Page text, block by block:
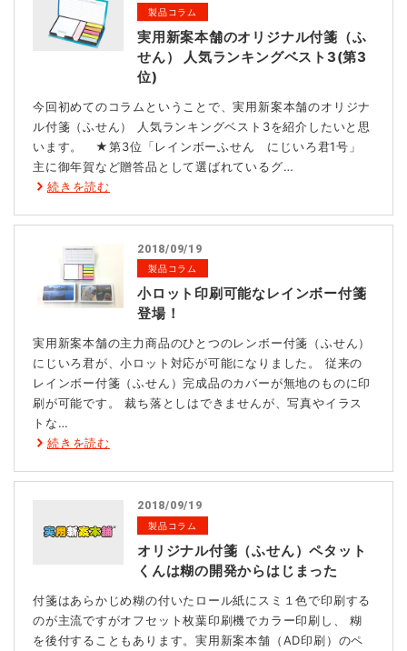
製品コラム
実用新案本舗のオリジナル付箋（ふ
せん） 人気ランキングベスト3(第3
位)
今回初めてのコラムということで、実用新案本舗のオリジナ
ル付箋（ふせん） 人気ランキングベスト3を紹介したいと思
います。 ★第3位「レインボーふせん にじいろ君1号」
主に御年賀など贈答品として選ばれているグ…
続きを読む
2018/09/19
製品コラム
小ロット印刷可能なレインボー付箋
登場！
実用新案本舗の主力商品のひとつのレンボー付箋（ふせん）
にじいろ君が、小ロット対応が可能になりました。 従来の
レインボー付箋（ふせん）完成品のカバーが無地のものに印
刷が可能です。 裁ち落としはできませんが、写真やイラス
トな…
続きを読む
2018/09/19
製品コラム
オリジナル付箋（ふせん）ペタット
くんは糊の開発からはじまった
付箋はあらかじめ糊の付いたロール紙にスミ１色で印刷する
のが主流ですがオフセット枚葉印刷機でカラー印刷し、 糊
を後付することもあります。実用新案本舗（AD印刷）のペ